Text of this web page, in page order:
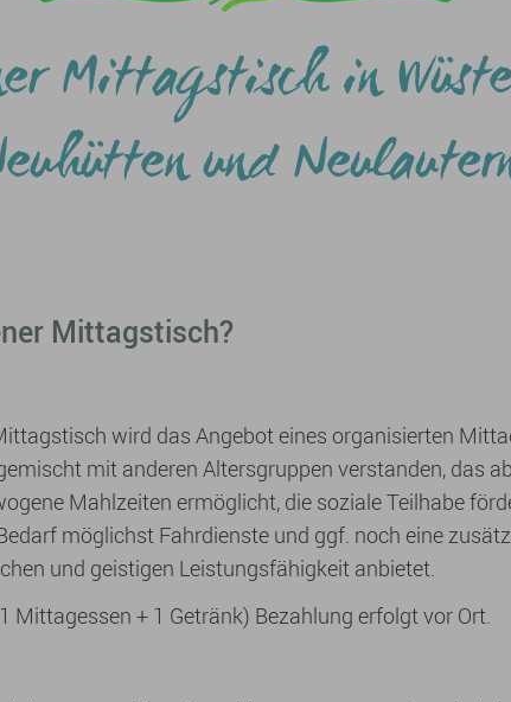
Mittagstisch in
und
Mittagstisch?
wird das Angebot eines organisierten
mit anderen Altersgruppen verstanden, das
Mahlzeiten ermöglicht, die soziale Teilhabe
möglichst Fahrdienste und ggf. noch eine
und geistigen Leistungsfähigkeit anbietet.
Mittagessen + 1 Getränk) Bezahlung erfolgt vor Ort.